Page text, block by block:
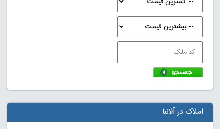
املاک در آلانیا